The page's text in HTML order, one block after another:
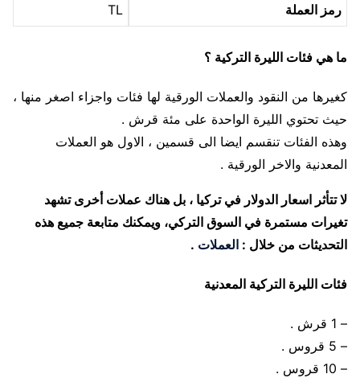
رمز العملة TL
ما هي فئات الليرة التركية ؟
كغيرها من النقود والعملات الورقية لها فئات واجزاء اصغر منها ،
حيث تحتوي الليرة الواحدة على مئة قرش .
وهذه الفئات تنقسم ايضا الى قسمين ، الاول هو العملات
المعدنية والاخر الورقية .
لا تتأثر اسعار الدولار في تركيا ، بل هناك عملات أخرى تشهد
تغيرات مستمرة في السوق التركي، ويمكنك متابعة جميع هذه
التحديثات من خلال : العملات .
فئات الليرة التركية المعدنية
– 1 قرش .
– 5 قروس .
– 10 قروس .